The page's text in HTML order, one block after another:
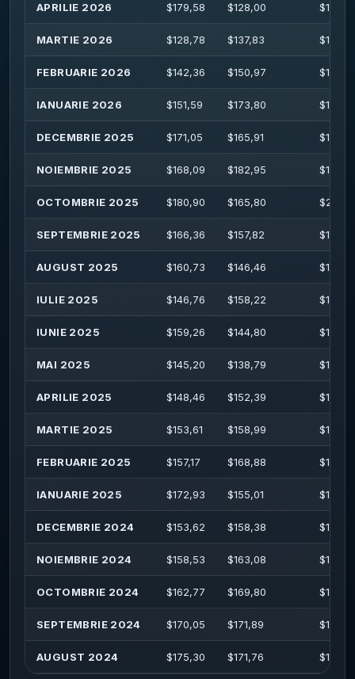
APRILIE 2026 $179,58 $128,00 $
MARTIE 2026 $128,78 $137,83 $142,01
FEBRUARIE 2026 $142,36 $150,97 $
IANUARIE 2026 $151,59 $173,80 $
DECEMBRIE 2025 $171,05 $165,91 $
NOIEMBRIE 2025 $168,09 $182,95 $
OCTOMBRIE 2025 $180,90 $165,80 $
SEPTEMBRIE 2025 $166,36 $157,82 $
AUGUST 2025 $160,73 $146,46 $161,60
IULIE 2025 $146,76 $158,22 $
IUNIE 2025 $159,26 $144,80 $162,14
MAI 2025 $145,20 $138,79 $156,13
APRILIE 2025 $148,46 $152,39 $
MARTIE 2025 $153,61 $158,99 $161,82
FEBRUARIE 2025 $157,17 $168,88 $
IANUARIE 2025 $172,93 $155,01 $
DECEMBRIE 2024 $153,62 $158,38 $
NOIEMBRIE 2024 $158,53 $163,08 $182,10
OCTOMBRIE 2024 $162,77 $169,80 $
SEPTEMBRIE 2024 $170,05 $171,89 $
AUGUST 2024 $175,30 $171,76 $